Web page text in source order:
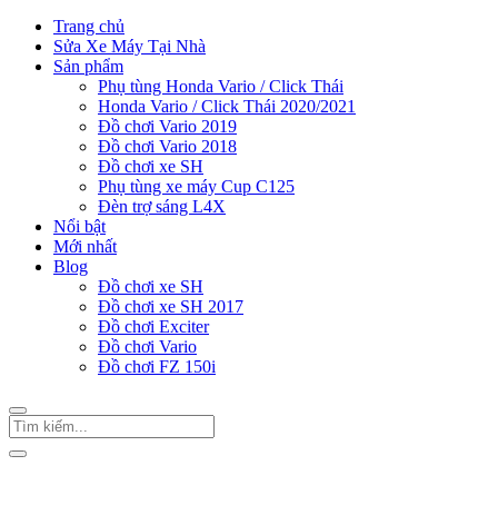
Trang chủ
Sửa Xe Máy Tại Nhà
Sản phẩm
Phụ tùng Honda Vario / Click Thái
Honda Vario / Click Thái 2020/2021
Đồ chơi Vario 2019
Đồ chơi Vario 2018
Đồ chơi xe SH
Phụ tùng xe máy Cup C125
Đèn trợ sáng L4X
Nổi bật
Mới nhất
Blog
Đồ chơi xe SH
Đồ chơi xe SH 2017
Đồ chơi Exciter
Đồ chơi Vario
Đồ chơi FZ 150i